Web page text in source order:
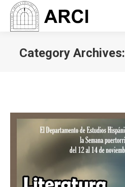
Category Archives: